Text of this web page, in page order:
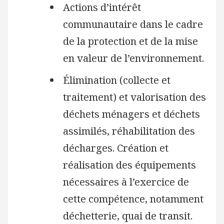
Actions d’intérêt
communautaire dans le cadre
de la protection et de la mise
en valeur de l’environnement.
Élimination (collecte et
traitement) et valorisation des
déchets ménagers et déchets
assimilés, réhabilitation des
décharges. Création et
réalisation des équipements
nécessaires à l’exercice de
cette compétence, notamment
déchetterie, quai de transit.